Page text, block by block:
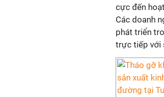
cực đến
Các doanh
phát triển
trực tiếp với